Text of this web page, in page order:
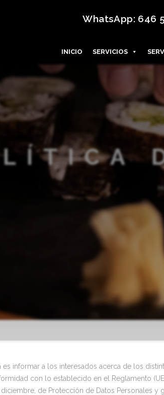
WhatsApp: 646
INICIO SERVICIOS
informar a los interesados acerca de los
con lo establecido en el Reglamento
de Protección de Datos Personales y